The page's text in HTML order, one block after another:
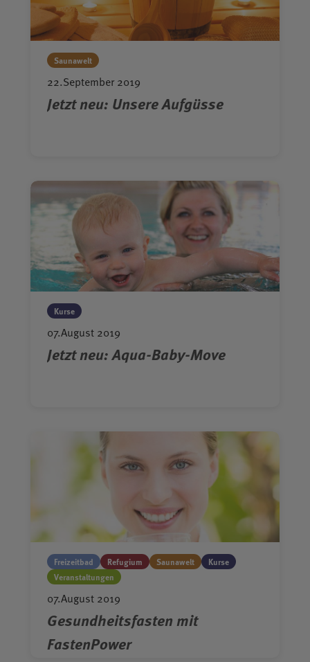
Gruppenanmeldung
Aqua Bootcamp
Floating Yoga Fitness
Soundbath Floating Experience
Saunawelt
22.September 2019
Jetzt neu: Unsere Aufgüsse
Kurse
07.August 2019
Jetzt neu: Aqua-Baby-Move
Freizeitbad Refugium Saunawelt
Kurse
Veranstaltungen
07.August 2019
Gesundheitsfasten mit
FastenPower